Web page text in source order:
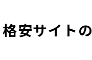
安サイトの